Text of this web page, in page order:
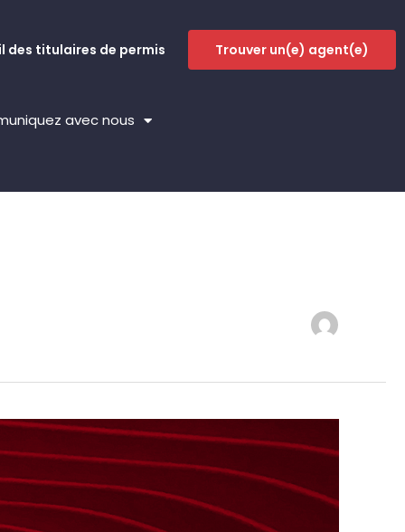
des titulaires de permis Trouver un(e) agent(e)
avec nous